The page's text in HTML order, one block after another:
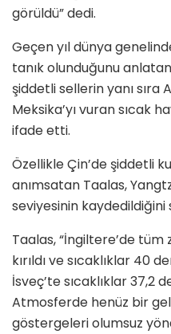
görüldü” dedi.
Geçen yıl dünya
tanık olunduğunu
şiddetli sellerin yanı sıra
Meksika’yı vuran sıcak
ifade etti.
Özellikle Çin’de şiddetli
anımsatan Taalas,
seviyesinin kaydedildiğini
Taalas, “İngiltere’de tüm
kırıldı ve sıcaklıklar 40
İsveç’te sıcaklıklar 37,2
Atmosferde henüz bir
göstergeleri olumsuz